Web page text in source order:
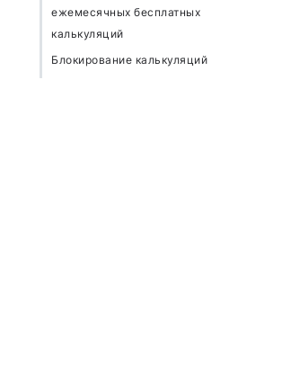
ежемесячных бесплатных
калькуляций
Блокирование калькуляций